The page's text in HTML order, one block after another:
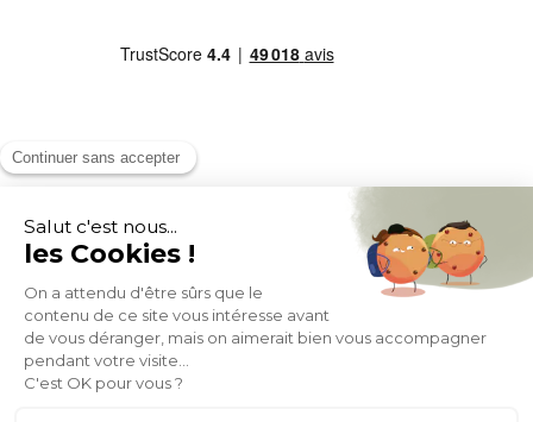
MOYENS DE PAIEMENT